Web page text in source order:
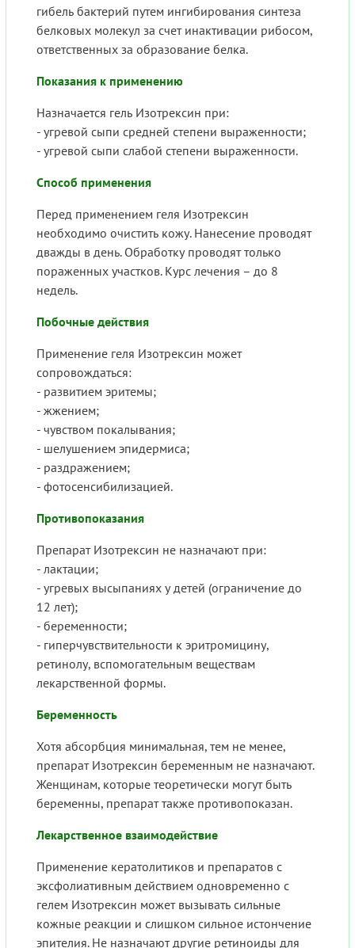
гибель бактерий путем ингибирования синтеза
белковых молекул за счет инактивации рибосом,
ответственных за образование белка.
Показания к применению
Назначается гель Изотрексин при:
- угревой сыпи средней степени выраженности;
- угревой сыпи слабой степени выраженности.
Способ применения
Перед применением геля Изотрексин
необходимо очистить кожу. Нанесение проводят
дважды в день. Обработку проводят только
пораженных участков. Курс лечения – до 8
недель.
Побочные действия
Применение геля Изотрексин может
сопровождаться:
- развитием эритемы;
- жжением;
- чувством покалывания;
- шелушением эпидермиса;
- раздражением;
- фотосенсибилизацией.
Противопоказания
Препарат Изотрексин не назначают при:
- лактации;
- угревых высыпаниях у детей (ограничение до
12 лет);
- беременности;
- гиперчувствительности к эритромицину,
ретинолу, вспомогательным веществам
лекарственной формы.
Беременность
Хотя абсорбция минимальная, тем не менее,
препарат Изотрексин беременным не назначают.
Женщинам, которые теоретически могут быть
беременны, препарат также противопоказан.
Лекарственное взаимодействие
Применение кератолитиков и препаратов с
эксфолиативным действием одновременно с
гелем Изотрексин может вызывать сильные
кожные реакции и слишком сильное истончение
эпителия. Не назначают другие ретиноиды для